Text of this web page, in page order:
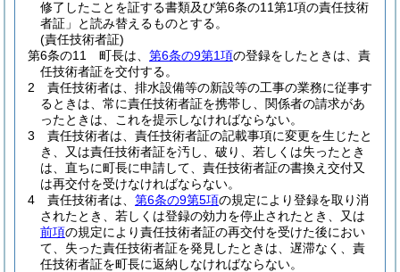
修了したことを証する書類及び第6条の11第1項の責任技術
者証」と読み替えるものとする。
(責任技術者証)
第6条の11
町長は、 第6条の9第1項の登録をしたときは、責
任技術者証を交付する。
2
責任技術者は、排水設備等の新設等の工事の業務に従事す
るときは、常に責任技術者証を携帯し、関係者の請求があ
ったときは、これを提示しなければならない。
3
責任技術者は、責任技術者証の記載事項に変更を生じたと
き、又は責任技術者証を汚し、破り、若しくは失ったとき
は、直ちに町長に申請して、責任技術者証の書換え交付又
は再交付を受けなければならない。
4
責任技術者は、 第6条の9第5項の規定により登録を取り消
されたとき、若しくは登録の効力を停止されたとき、又は
前項の規定により責任技術者証の再交付を受けた後におい
て、失った責任技術者証を発見したときは、遅滞なく、責
任技術者証を町長に返納しなければならない。